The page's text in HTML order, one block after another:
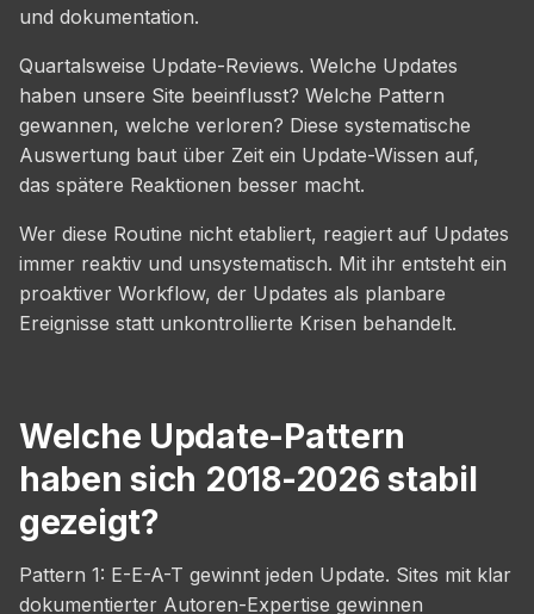
und dokumentation.
Quartalsweise Update-Reviews. Welche Updates
haben unsere Site beeinflusst? Welche Pattern
gewannen, welche verloren? Diese systematische
Auswertung baut über Zeit ein Update-Wissen auf,
das spätere Reaktionen besser macht.
Wer diese Routine nicht etabliert, reagiert auf Updates
immer reaktiv und unsystematisch. Mit ihr entsteht ein
proaktiver Workflow, der Updates als planbare
Ereignisse statt unkontrollierte Krisen behandelt.
Welche Update-Pattern
haben sich 2018-2026 stabil
gezeigt?
Pattern 1: E-E-A-T gewinnt jeden Update. Sites mit klar
dokumentierter Autoren-Expertise gewinnen